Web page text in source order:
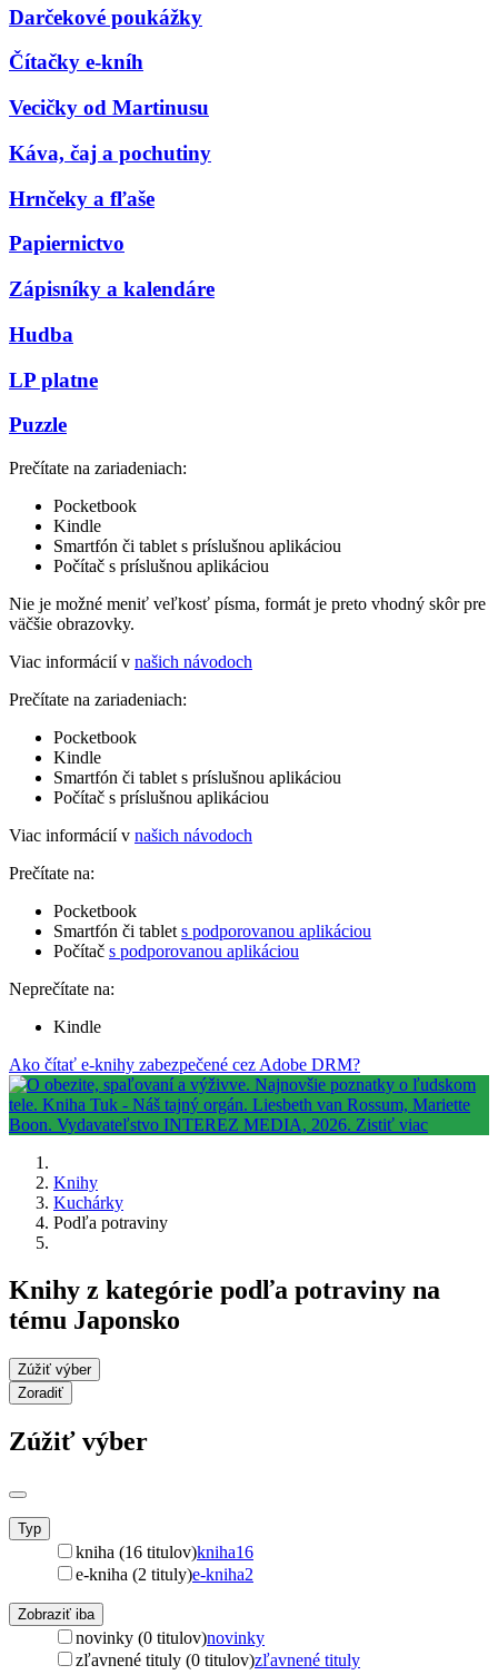
Darčekové poukážky
Čítačky e-kníh
Vecičky od Martinusu
Káva, čaj a pochutiny
Hrnčeky a fľaše
Papiernictvo
Zápisníky a kalendáre
Hudba
LP platne
Puzzle
Prečítate na zariadeniach:
Pocketbook
Kindle
Smartfón či tablet s príslušnou aplikáciou
Počítač s príslušnou aplikáciou
Nie je možné meniť veľkosť písma, formát je preto vhodný skôr pre
väčšie obrazovky.
Viac informácií v našich návodoch
Prečítate na zariadeniach:
Pocketbook
Kindle
Smartfón či tablet s príslušnou aplikáciou
Počítač s príslušnou aplikáciou
Viac informácií v našich návodoch
Prečítate na:
Pocketbook
Smartfón či tablet s podporovanou aplikáciou
Počítač s podporovanou aplikáciou
Neprečítate na:
Kindle
Ako čítať e-knihy zabezpečené cez Adobe DRM?
Knihy
Kuchárky
Podľa potraviny
Knihy z kategórie podľa potraviny na
tému Japonsko
Zúžiť výber
Zoradiť
Zúžiť výber
Typ
kniha (16 titulov)kniha16
e-kniha (2 tituly)e-kniha2
Zobraziť iba
novinky (0 titulov)novinky
zľavnené tituly (0 titulov)zľavnené tituly